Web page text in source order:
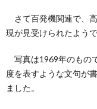
さて百発機関連で、
現が見受けられたようで
写真は1969年のもの
度を表すような文句が
ました。